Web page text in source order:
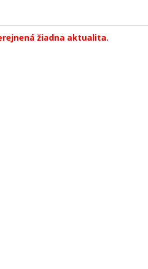
žiadna aktualita.